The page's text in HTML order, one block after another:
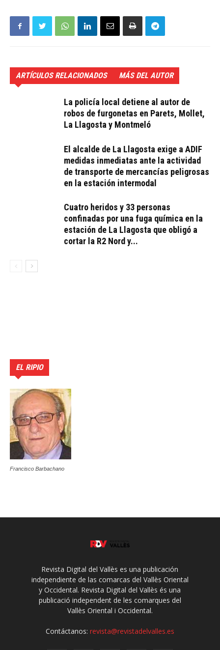
ARTÍCULOS RELACIONADOS MÁS DEL AUTOR
La policía local detiene al autor de
robos de furgonetas en Parets, Mollet,
La Llagosta y Montmeló
El alcalde de La Llagosta exige a ADIF
medidas inmediatas ante la actividad
de transporte de mercancías peligrosas
en la estación intermodal
Cuatro heridos y 33 personas
confinadas por una fuga química en la
estación de La Llagosta que obligó a
cortar la R2 Nord y...
EL RIPIO
Francisco Barbachano
Revista Digital del Vallès es una publicación
independiente de las comarcas del Vallès Oriental
y Occidental. Revista Digital del Vallès és una
publicació independent de les comarques del
Vallès Oriental i Occidental.
Contáctanos: revista@revistadelvalles.es